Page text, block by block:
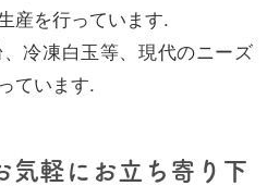
産を行っています.
冷凍白玉等、現代のニーズ
ています.
気軽にお立ち寄り下